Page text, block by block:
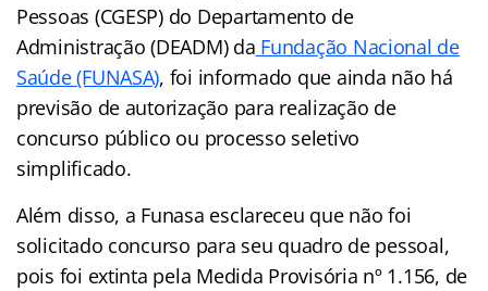
Pessoas (CGESP) do Departamento de
Administração (DEADM) da Fundação Nacional de
Saúde (FUNASA), foi informado que ainda não há
previsão de autorização para realização de
concurso público ou processo seletivo
simplificado.
Além disso, a Funasa esclareceu que não foi
solicitado concurso para seu quadro de pessoal,
pois foi extinta pela Medida Provisória nº 1.156, de